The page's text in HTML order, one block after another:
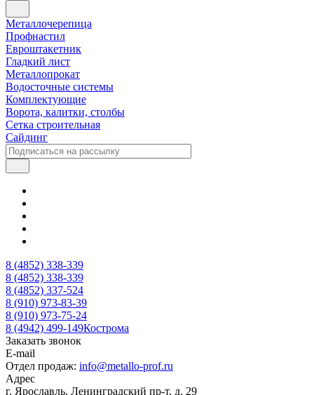
Металлочерепица
Профнастил
Евроштакетник
Гладкий лист
Металлопрокат
Водосточные системы
Комплектующие
Ворота, калитки, столбы
Сетка строительная
Сайдинг
8 (4852) 338-339
8 (4852) 338-339
8 (4852) 337-524
8 (910) 973-83-39
8 (910) 973-75-24
8 (4942) 499-149Кострома
Заказать звонок
E-mail
Отдел продаж: info@metallo-prof.ru
Адрес
г. Ярославль, Ленинградский пр-т, д. 29